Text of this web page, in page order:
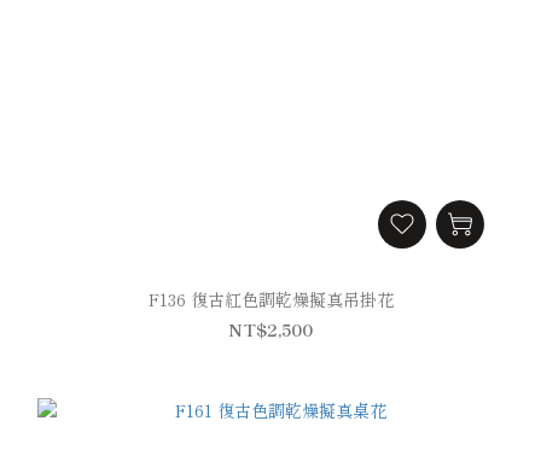
F136 復古紅色調乾燥擬真吊掛花
NT$2,500